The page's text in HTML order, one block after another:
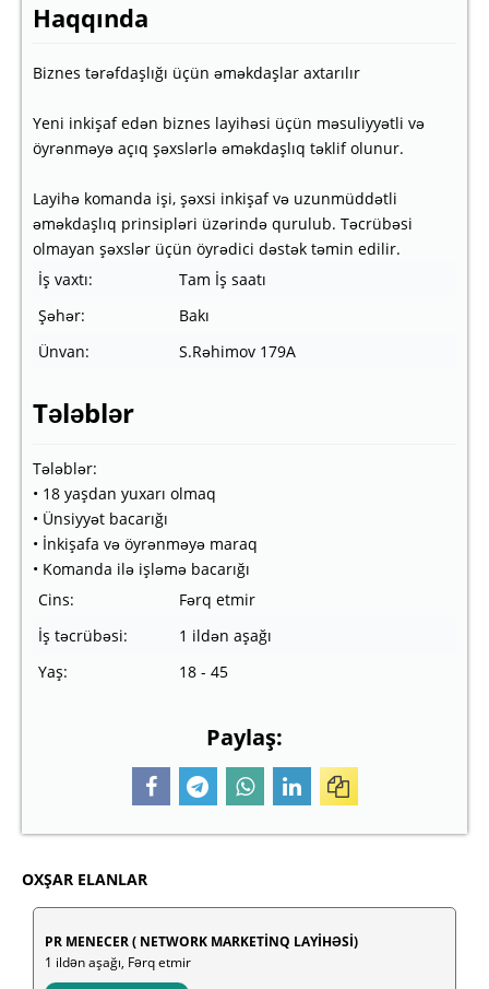
Haqqında
Biznes tərəfdaşlığı üçün əməkdaşlar axtarılır
Yeni inkişaf edən biznes layihəsi üçün məsuliyyətli və
öyrənməyə açıq şəxslərlə əməkdaşlıq təklif olunur.
Layihə komanda işi, şəxsi inkişaf və uzunmüddətli
əməkdaşlıq prinsipləri üzərində qurulub. Təcrübəsi
olmayan şəxslər üçün öyrədici dəstək təmin edilir.
İş vaxtı:
Tam İş saatı
Şəhər:
Bakı
Ünvan:
S.Rəhimov 179A
Tələblər
Tələblər:
• 18 yaşdan yuxarı olmaq
• Ünsiyyət bacarığı
• İnkişafa və öyrənməyə maraq
• Komanda ilə işləmə bacarığı
Cins:
Fərq etmir
İş təcrübəsi:
1 ildən aşağı
Yaş:
18 - 45
Paylaş:
OXŞAR ELANLAR
PR MENECER ( NETWORK MARKETİNQ LAYİHƏSİ)
1 ildən aşağı, Fərq etmir